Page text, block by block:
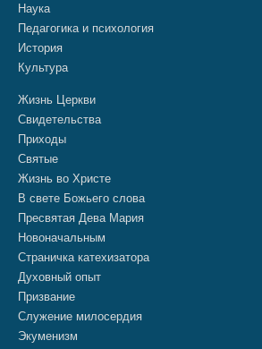
Наука
Педагогика и психология
История
Культура
Жизнь Церкви
Свидетельства
Приходы
Святые
Жизнь во Христе
В свете Божьего слова
Пресвятая Дева Мария
Новоначальным
Страничка катехизатора
Духовный опыт
Призвание
Служение милосердия
Экуменизм